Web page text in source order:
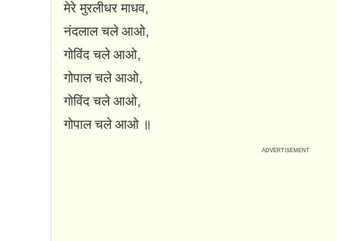
मेरे मुरलीधर माधव,
नंदलाल चले आओ,
गोविंद चले आओ,
गोपाल चले आओ,
गोविंद चले आओ,
गोपाल चले आओ ॥